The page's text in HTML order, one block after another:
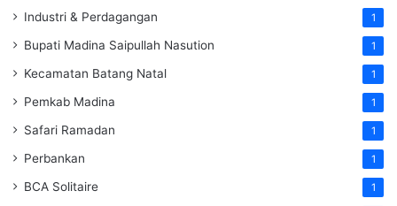
Industri & Perdagangan 1
Bupati Madina Saipullah Nasution 1
Kecamatan Batang Natal 1
Pemkab Madina 1
Safari Ramadan 1
Perbankan 1
BCA Solitaire 1